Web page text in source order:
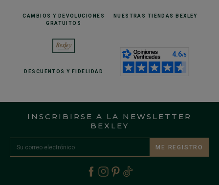
CAMBIOS Y DEVOLUCIONES
GRATUITOS
NUESTRAS TIENDAS BEXLEY
DESCUENTOS Y FIDELIDAD
INSCRIBIRSE A LA NEWSLETTER
BEXLEY
ME REGISTRO